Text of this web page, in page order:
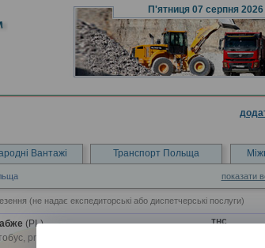
П'ятниця 07 серпня 2026
Вантажі Транспорт Польща
показати
(не надає експедиторські або диспетчерські послуги)
(PL) тнс
przeprowadzki, довантаження